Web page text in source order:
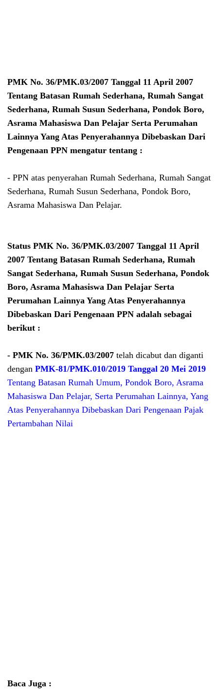
PMK No. 36/PMK.03/2007 Tanggal 11 April 2007
Tentang Batasan Rumah Sederhana, Rumah Sangat
Sederhana, Rumah Susun Sederhana, Pondok Boro,
Asrama Mahasiswa Dan Pelajar Serta Perumahan
Lainnya Yang Atas Penyerahannya Dibebaskan Dari
Pengenaan PPN mengatur tentang :
- PPN atas penyerahan Rumah Sederhana, Rumah Sangat
Sederhana, Rumah Susun Sederhana, Pondok Boro,
Asrama Mahasiswa Dan Pelajar.
Status PMK No. 36/PMK.03/2007 Tanggal 11 April
2007 Tentang Batasan Rumah Sederhana, Rumah
Sangat Sederhana, Rumah Susun Sederhana, Pondok
Boro, Asrama Mahasiswa Dan Pelajar Serta
Perumahan Lainnya Yang Atas Penyerahannya
Dibebaskan Dari Pengenaan PPN adalah sebagai
berikut :
- PMK No. 36/PMK.03/2007 telah dicabut dan diganti
dengan PMK-81/PMK.010/2019 Tanggal 20 Mei 2019
Tentang Batasan Rumah Umum, Pondok Boro, Asrama
Mahasiswa Dan Pelajar, Serta Perumahan Lainnya, Yang
Atas Penyerahannya Dibebaskan Dari Pengenaan Pajak
Pertambahan Nilai
Baca Juga :